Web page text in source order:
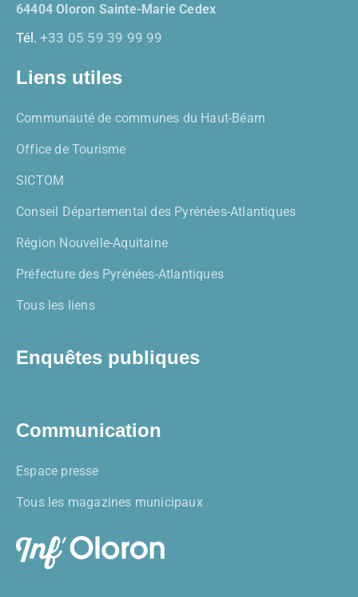
64404 Oloron Sainte-Marie Cedex
Tél. +33 05 59 39 99 99
Liens utiles
Communauté de communes du Haut-Béarn
Office de Tourisme
SICTOM
Conseil Départemental des Pyrénées-Atlantiques
Région Nouvelle-Aquitaine
Préfecture des Pyrénées-Atlantiques
Tous les liens
Enquêtes publiques
Communication
Espace presse
Tous les magazines municipaux